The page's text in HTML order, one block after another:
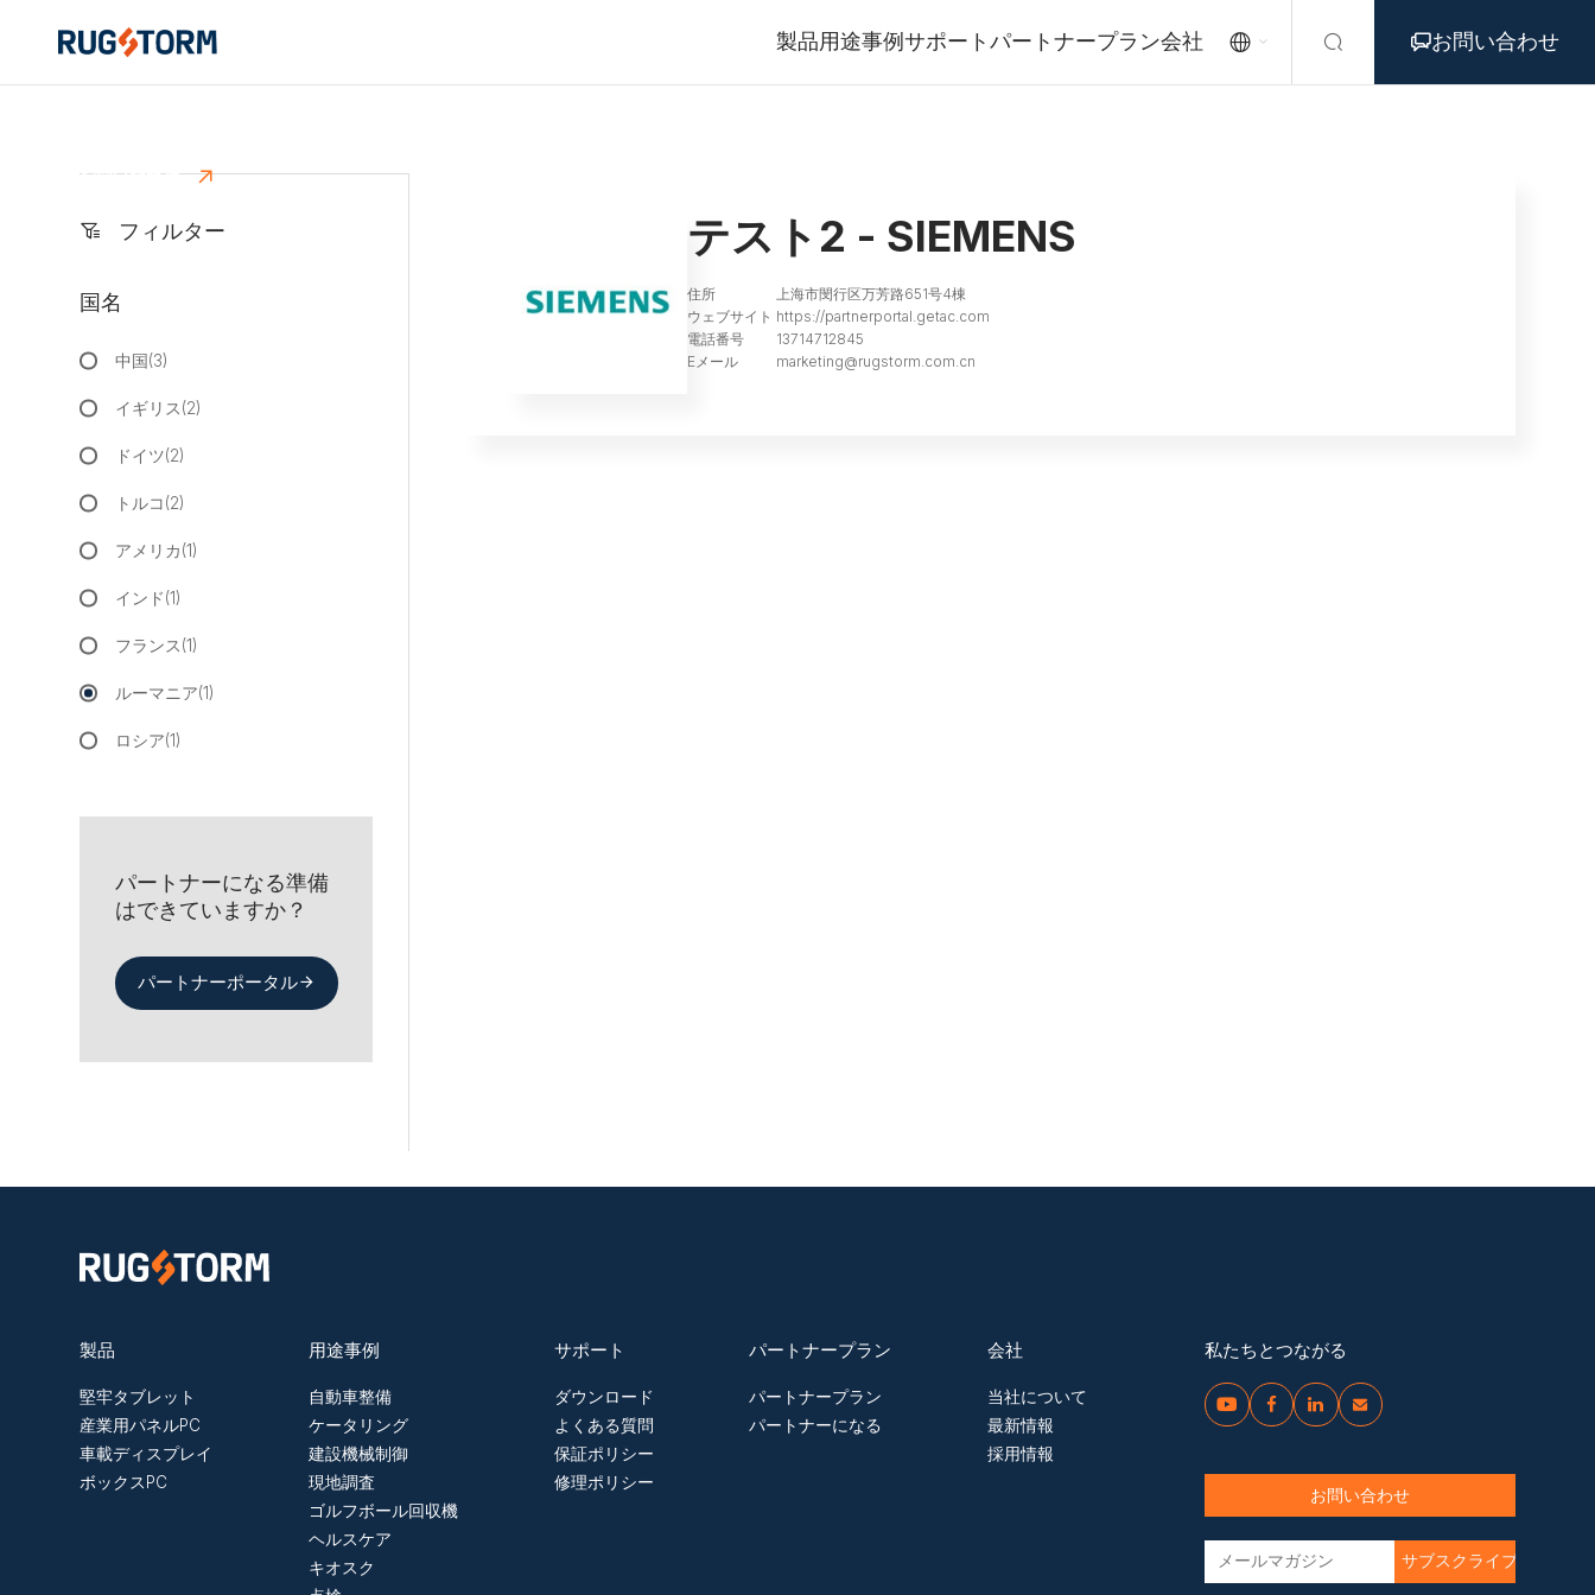
製品用途事例サポートパートナープラン会社   お問い合わせ
ラグストームパートナープログラムは、強力な製品販売能力を持つビジネスパートナーの採
お問い合わせ 
 フィルター
国名
中国(3)
イギリス(2)
ドイツ(2)
トルコ(2)
アメリカ(1)
インド(1)
フランス(1)
ルーマニア(1)
ロシア(1)
パートナーになる準備
はできていますか？
パートナーポータル
テスト2 - SIEMENS
住所
上海市閔行区万芳路651号4棟
ウェブサイト https://partnerportal.getac.com
電話番号
13714712845
Eメール
marketing@rugstorm.com.cn
製品
堅牢タブレット
産業用パネルPC
車載ディスプレイ
ボックスPC
用途事例
自動車整備
ケータリング
建設機械制御
現地調査
ゴルフボール回収機
ヘルスケア
キオスク
サポート
ダウンロード
よくある質問
保証ポリシー
修理ポリシー
パートナープラン
パートナープラン
パートナーになる
会社
当社について
最新情報
採用情報
私たちとつながる
   
お問い合わせ